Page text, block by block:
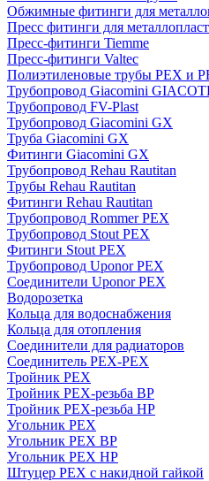
Обжимные фитинги для
Пресс фитинги для
Пресс-фитинги Tiemme
Пресс-фитинги Valtec
Полиэтиленовые трубы PEX и
Трубопровод Giacomini
Трубопровод FV-Plast
Трубопровод Giacomini GX
Труба Giacomini GX
Фитинги Giacomini GX
Трубопровод Rehau Rautitan
Трубы Rehau Rautitan
Фитинги Rehau Rautitan
Трубопровод Rommer PEX
Трубопровод Stout PEX
Фитинги Stout PEX
Трубопровод Uponor PEX
Соединители Uponor PEX
Водорозетка
Кольца для водоснабжения
Кольца для отопления
Соединители для радиаторов
Соединитель PEX-PEX
Тройник PEX
Тройник PEX-резьба ВР
Тройник PEX-резьба НР
Угольник PEX
Угольник PEX ВР
Угольник PEX НР
Штуцер PEX c накидной гайкой